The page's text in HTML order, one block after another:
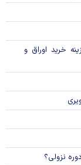
خرید اوراق و